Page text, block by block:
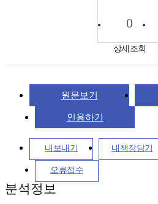
0
상세조회
원문보기
인용하기
내보내기 내책장담기
오류접수
분석정보